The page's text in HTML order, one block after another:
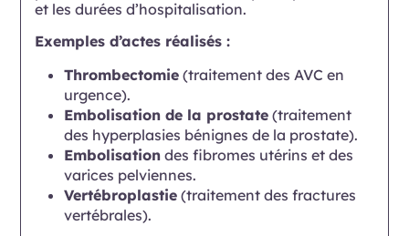
et les durées d’hospitalisation.
Exemples d’actes réalisés :
Thrombectomie (traitement des AVC en
urgence).
Embolisation de la prostate (traitement
des hyperplasies bénignes de la prostate).
Embolisation des fibromes utérins et des
varices pelviennes.
Vertébroplastie (traitement des fractures
vertébrales).